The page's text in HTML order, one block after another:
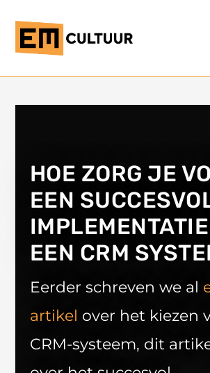
HOE ZORG JE
EEN
EEN CRM
Eerder schreven we al
artikel over het kiezen
CRM-systeem, dit